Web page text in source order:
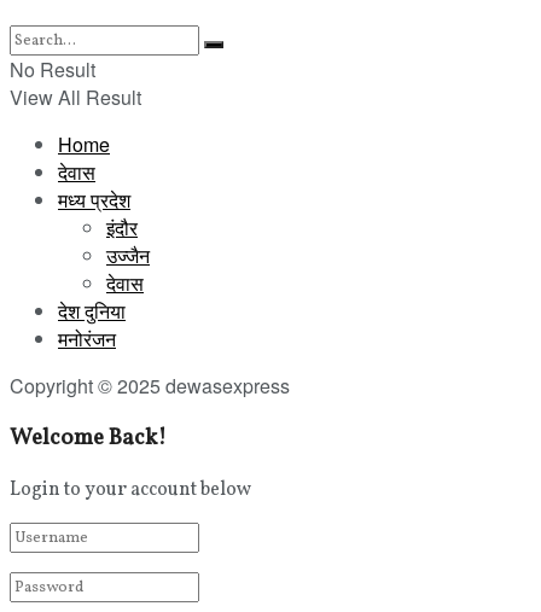
No Result
View All Result
Home
देवास
मध्य प्रदेश
इंदौर
उज्जैन
देवास
देश दुनिया
मनोरंजन
Copyright © 2025 dewasexpress
Welcome Back!
Login to your account below